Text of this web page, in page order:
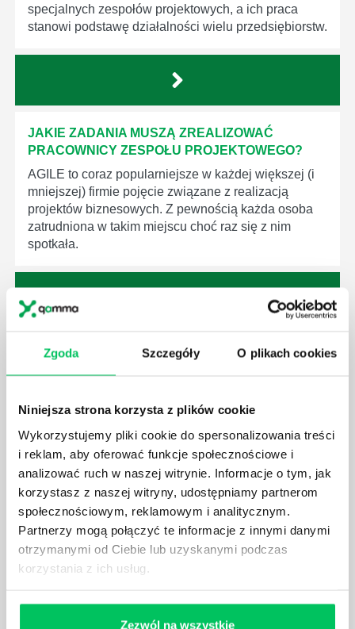
Zgoda Szczegóły O plikach cookies
Niniejsza strona korzysta z plików cookie
Wykorzystujemy pliki cookie do spersonalizowania treści
i reklam, aby oferować funkcje społecznościowe i
analizować ruch w naszej witrynie. Informacje o tym, jak
korzystasz z naszej witryny, udostępniamy partnerom
społecznościowym, reklamowym i analitycznym.
Partnerzy mogą połączyć te informacje z innymi danymi
otrzymanymi od Ciebie lub uzyskanymi podczas
korzystania z ich usług.
Zezwól na wszystkie
specjalnych zespołów projektowych, a ich praca
stanowi podstawę działalności wielu przedsiębiorstw.
JAKIE ZADANIA MUSZĄ ZREALIZOWAĆ
PRACOWNICY ZESPOŁU PROJEKTOWEGO?
AGILE to coraz popularniejsze w każdej większej (i
mniejszej) firmie pojęcie związane z realizacją
projektów biznesowych. Z pewnością każda osoba
zatrudniona w takim miejscu choć raz się z nim
spotkała.
JAKIE UMIEJĘTNOŚCI MENEDŻERSKIE
kompetentnych pracowników nie będzie w stanie
nim odpowiedniego kierownictwa. Zawsze
niezbędna jest osoba nadzorująca wszystkie
czynności wykonywane przez pracowników.
KOMPETENCJE MENEDŻERSKIE?
Menedżer to niezwykle ważne stanowisko w każdej